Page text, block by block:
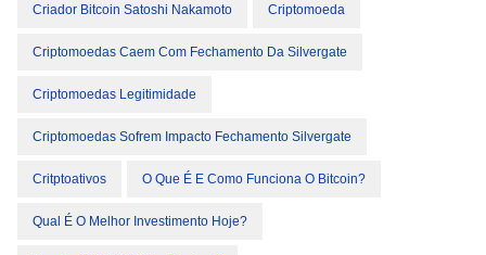
Criador Bitcoin Satoshi Nakamoto Criptomoeda
Criptomoedas Caem Com Fechamento Da Silvergate
Criptomoedas Legitimidade
Criptomoedas Sofrem Impacto Fechamento Silvergate
Critptoativos O Que É E Como Funciona O Bitcoin?
Qual É O Melhor Investimento Hoje?